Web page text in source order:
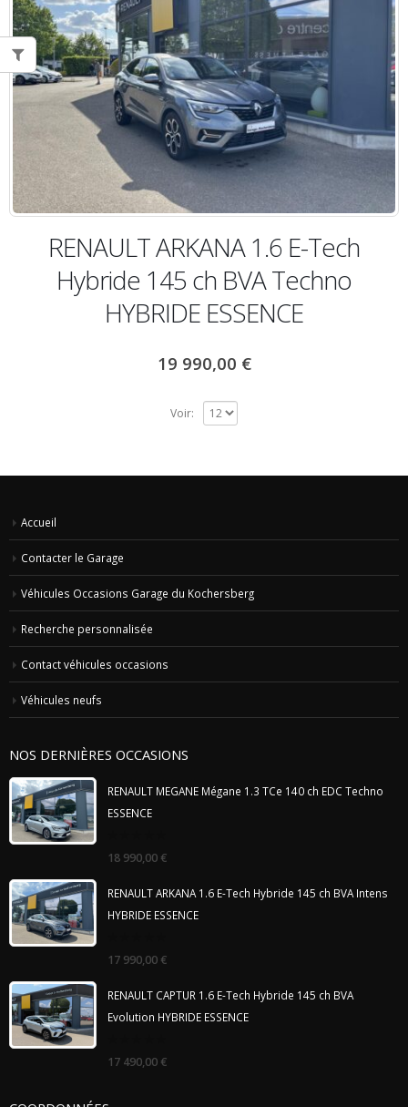
RENAULT ARKANA 1.6 E-Tech
Hybride 145 ch BVA Techno
HYBRIDE ESSENCE
19 990,00 €
Voir:
Accueil
Contacter le Garage
Véhicules Occasions Garage du Kochersberg
Recherche personnalisée
Contact véhicules occasions
Véhicules neufs
NOS DERNIÈRES OCCASIONS
RENAULT MEGANE Mégane 1.3 TCe 140 ch EDC Techno
ESSENCE
out
18 990,00 €
RENAULT ARKANA 1.6 E-Tech Hybride 145 ch BVA Intens
HYBRIDE ESSENCE
out
17 990,00 €
RENAULT CAPTUR 1.6 E-Tech Hybride 145 ch BVA
Evolution HYBRIDE ESSENCE
out
17 490,00 €